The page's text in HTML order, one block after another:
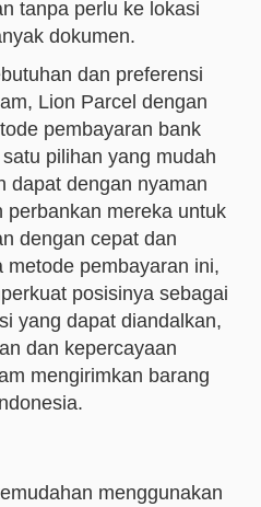
tanpa perlu ke lokasi
dokumen.
dan preferensi
Lion Parcel dengan
pembayaran bank
pilihan yang mudah
dapat dengan nyaman
perbankan mereka untuk
dengan cepat dan
pembayaran ini,
posisinya sebagai
yang dapat diandalkan,
dan kepercayaan
mengirimkan barang
menggunakan